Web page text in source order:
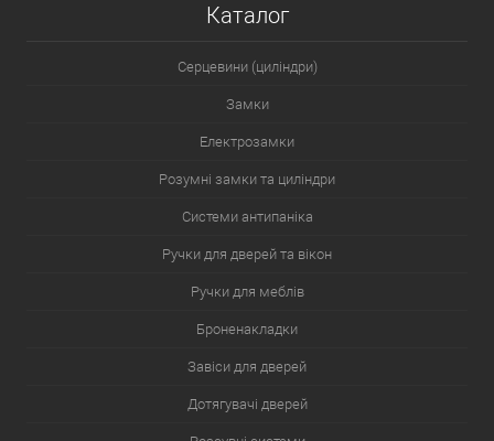
Каталог
Серцевини (циліндри)
Замки
Електрозамки
Розумні замки та циліндри
Системи антипаніка
Ручки для дверей та вікон
Ручки для меблів
Броненакладки
Завіси для дверей
Дотягувачі дверей